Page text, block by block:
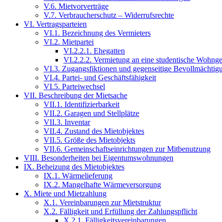
V.6. Mietvorverträge
V.7. Verbraucherschutz – Widerrufsrechte
VI. Vertragsparteien
VI.1. Bezeichnung des Vermieters
VI.2. Mietpartei
VI.2.2.1. Ehegatten
VI.2.2.2. Vermietung an eine studentische
VI.3. Zugangsfiktionen und gegenseitige
VI.4. Partei- und Geschäftsfähigkeit
VI.5. Parteiwechsel
VII. Beschreibung der Mietsache
VII.1. Identifizierbarkeit
VII.2. Garagen und Stellplätze
VII.3. Inventar
VII.4. Zustand des Mietobjektes
VII.5. Größe des Mietobjekts
VII.6. Gemeinschaftseinrichtungen zur Mitbenutzung
VIII. Besonderheiten bei Eigentumswohnungen
IX. Beheizung des Mietobjektes
IX.1. Wärmelieferung
IX.2. Mangelhafte Wärmeversorgung
X. Miete und Mietzahlung
X.1. Vereinbarungen zur Mietstruktur
X.2. Fälligkeit und Erfüllung der Zahlungspflicht
X.2.1. Fälligkeitsvereinbarungen